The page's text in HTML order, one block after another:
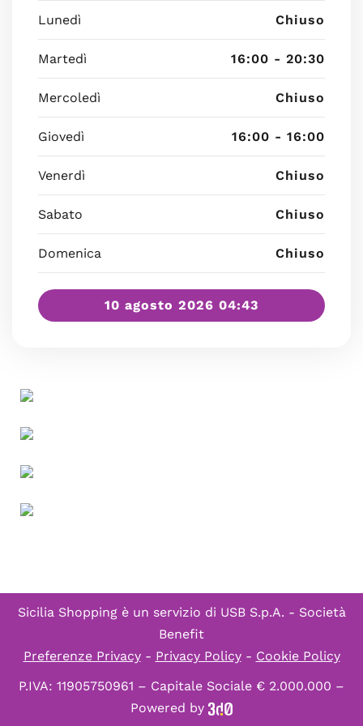
Lunedì Chiuso
Martedì 16:00 - 20:30
Mercoledì Chiuso
Giovedì 16:00 - 16:00
Venerdì Chiuso
Sabato Chiuso
Domenica Chiuso
10 agosto 2026 04:43
Sicilia Shopping è un servizio di USB S.p.A. - Società
Benefit
Preferenze Privacy- Privacy Policy- Cookie Policy
P.IVA: 11905750961 – Capitale Sociale € 2.000.000 –
Powered by